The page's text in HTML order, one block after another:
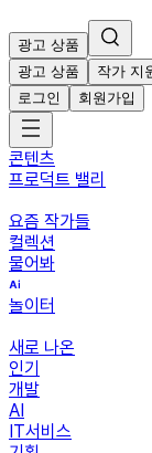
광고 상품
광고 상품
작가 지
로그인
회원가입
콘텐츠
프로덕트 밸리
요즘 작가들
컬렉션
물어봐
놀이터
새로 나온
인기
개발
AI
IT서비스